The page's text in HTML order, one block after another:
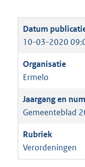
10-03-2020
Ermelo
Gemeenteblad
Verordeningen